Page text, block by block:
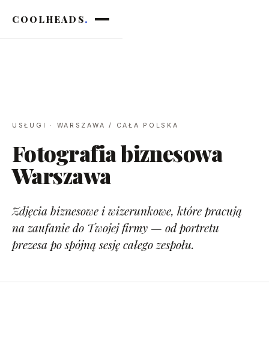
COOLHEADS.
USŁUGI · WARSZAWA / CAŁA POLSKA
Fotografia biznesowa
Warszawa
Zdjęcia biznesowe i wizerunkowe, które pracują
na zaufanie do Twojej firmy — od portretu
prezesa po spójną sesję całego zespołu.